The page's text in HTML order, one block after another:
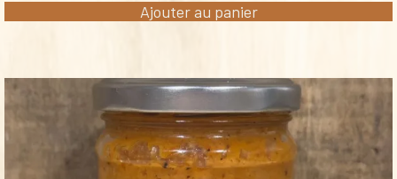
Ajouter au panier